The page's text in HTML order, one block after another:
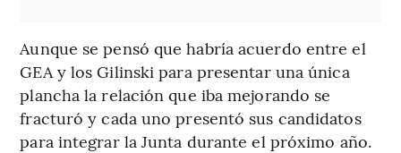
Aunque se pensó que habría acuerdo entre el
GEA y los Gilinski para presentar una única
plancha la relación que iba mejorando se
fracturó y cada uno presentó sus candidatos
para integrar la Junta durante el próximo año.